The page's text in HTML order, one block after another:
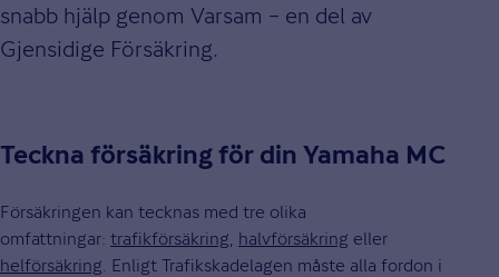
snabb hjälp genom Varsam – en del av
Gjensidige Försäkring.
Teckna försäkring för din Yamaha MC
Försäkringen kan tecknas med tre olika
omfattningar: trafikförsäkring halvförsäkring eller
helförsäkring . Enligt Trafikskadelagen måste alla fordon i